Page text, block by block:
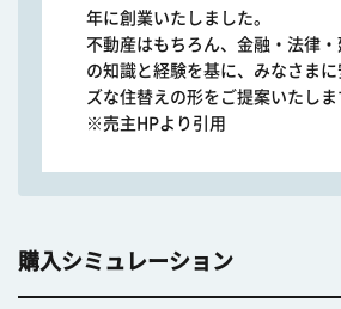
年に創業いたしました。
不動産はもちろん、金融・法律・
の知識と経験を基に、みなさま
ズな住替えの形をご提案いたしま
※売主HPより引用
購入シミュレーション